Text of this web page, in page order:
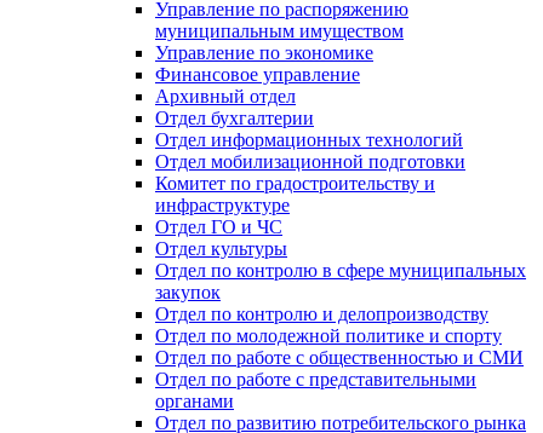
Управление по распоряжению
муниципальным имуществом
Управление по экономике
Финансовое управление
Архивный отдел
Отдел бухгалтерии
Отдел информационных технологий
Отдел мобилизационной подготовки
Комитет по градостроительству и
инфраструктуре
Отдел ГО и ЧС
Отдел культуры
Отдел по контролю в сфере муниципальных
закупок
Отдел по контролю и делопроизводству
Отдел по молодежной политике и спорту
Отдел по работе с общественностью и СМИ
Отдел по работе с представительными
органами
Отдел по развитию потребительского рынка